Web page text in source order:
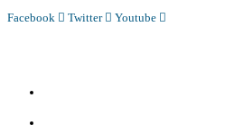
Facebook
Twitter Youtube